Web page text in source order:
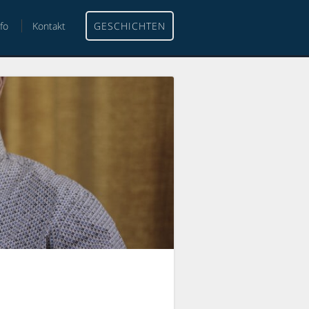
Kontakt GESCHICHTEN